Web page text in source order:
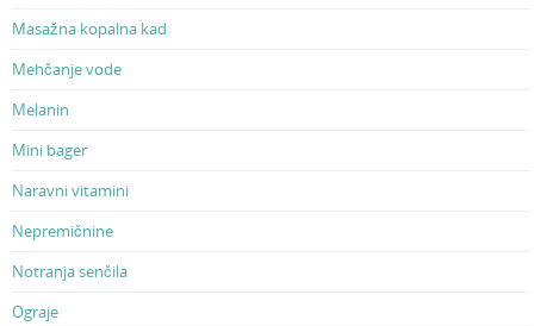
Masažna kopalna kad
Mehčanje vode
Melanin
Mini bager
Naravni vitamini
Nepremičnine
Notranja senčila
Ograje